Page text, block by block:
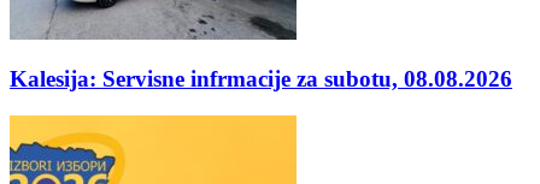
Kalesija: Servisne infrmacije za subotu, 08.08.2026